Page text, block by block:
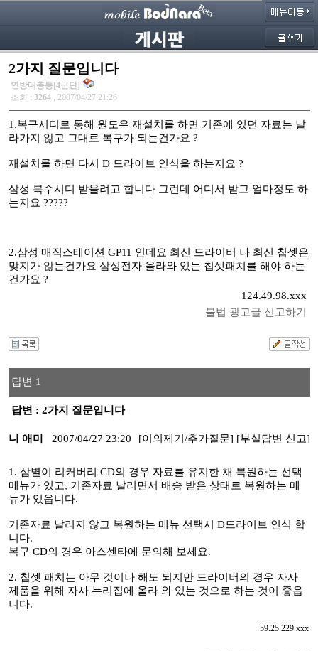
2가지 질문입니다
연방대총통[4군단]
조회 : 3264 , 2007/04/27 21:26
1.복구시디로 통해 원도우 재설치를 하면 기존에 있던 자료는 날
라가지 않고 그대로 복구가 되는건가요 ?
재설치를 하면 다시 D 드라이브 인식을 하는지요 ?
삼성 복수시디 받을려고 합니다 그런데 어디서 받고 얼마정도 하
는지요 ?????
2.삼성 매직스테이션 GP11 인데요 최신 드라이버 나 최신 칩셋은
맞지가 않는건가요 삼성전자 올라와 있는 칩셋패치를 해야 하는
건가요 ?
124.49.98.xxx
불법 광고글 신고하기
답변 1
답변 : 2가지 질문입니다
니 애미 2007/04/27 23:20 [이의제기/추가질문] [부실답변 신고]
1. 삼별이 리커버리 CD의 경우 자료를 유지한 채 복원하는 선택
메뉴가 있고, 기존자료 날리면서 배송 받은 상태로 복원하는 메
뉴가 있읍니다.
기존자료 날리지 않고 복원하는 메뉴 선택시 D드라이브 인식 합
니다.
복구 CD의 경우 아스센타에 문의해 보세요.
2. 칩셋 패치는 아무 것이나 해도 되지만 드라이버의 경우 자사
제품을 위해 자사 누리집에 올라 와 있는 것으로 하는 것이 좋읍
니다.
59.25.229.xxx